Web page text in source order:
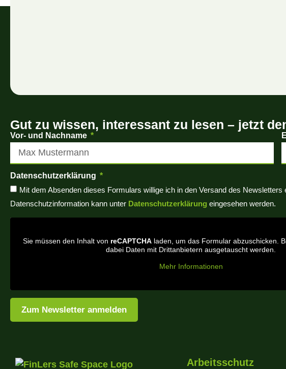
Gut zu wissen, interessant zu lesen – jetzt
Vor- und Nachname
Datenschutzerklärung
Mit dem Absenden dieses Formulars willige ich in den Versand des
Datenschutzinformation kann unter Datenschutzerklärung eingesehen werden.
Sie müssen den Inhalt von reCAPTCHA laden, um das Formular abzuschicken.
dabei Daten mit Drittanbietern ausgetauscht werden.
Mehr Informationen
Zum Newsletter anmelden
Arbeitsschutz